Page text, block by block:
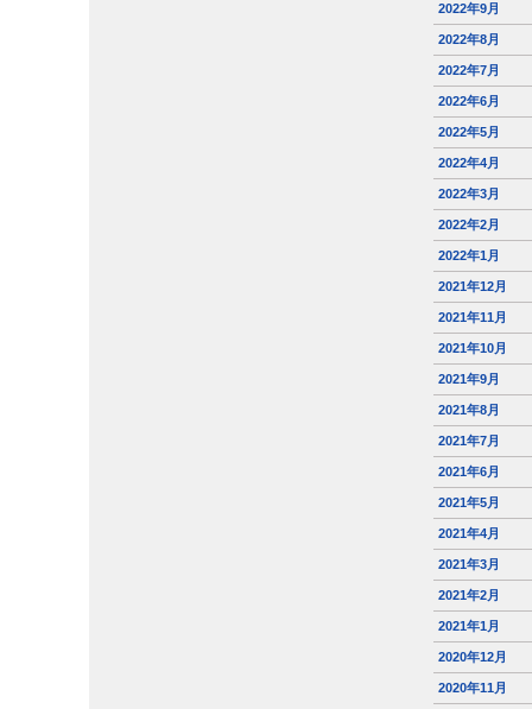
2022年9月
2022年8月
2022年7月
2022年6月
2022年5月
2022年4月
2022年3月
2022年2月
2022年1月
2021年12月
2021年11月
2021年10月
2021年9月
2021年8月
2021年7月
2021年6月
2021年5月
2021年4月
2021年3月
2021年2月
2021年1月
2020年12月
2020年11月